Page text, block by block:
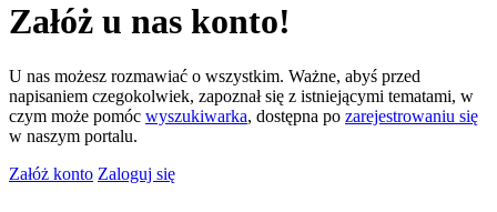
Załóż u nas konto!
U nas możesz rozmawiać o wszystkim. Ważne, abyś przed
napisaniem czegokolwiek, zapoznał się z istniejącymi tematami, w
czym może pomóc wyszukiwarka, dostępna po zarejestrowaniu się
w naszym portalu.
Załóż konto Zaloguj się